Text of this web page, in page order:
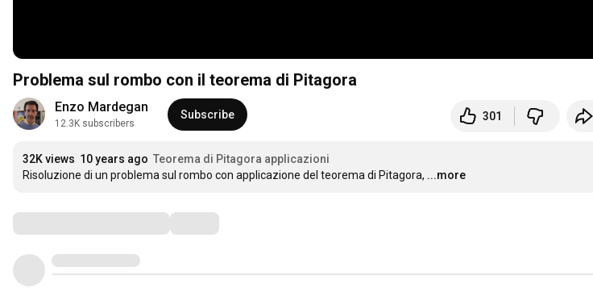
Problema sul rombo con il teorema di Pitagora
Enzo Mardegan
12.3K subscribers
Subscribe 301
32K views 10 years ago Teorema di Pitagora applicazioni
Risoluzione di un problema sul rombo con applicazione del teorema di Pitagora, ...more